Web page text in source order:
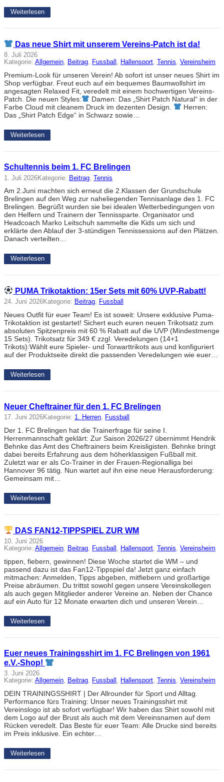
Weiterlesen
Das neue Shirt mit unserem Vereins-Patch ist da!
8. Juli 2026
Kategorie: Allgemein, Beitrag, Fussball , Hallensport, Tennis, Vereinsheim
Premium-Look für unseren Verein! Ab sofort ist unser neues Shirt im
Shop verfügbar. Freut euch auf ein bequemes Baumwollshirt im
angesagten Relaxed Fit, veredelt mit einem hochwertigen Vereins-
Patch. Die neuen Styles:
Damen: Das „Shirt Patch Natural“ in der
Farbe Cloud mit cleanem Druck im dezenten Design.
Herren:
Das „Shirt Patch Edge“ in Schwarz sowie…
Weiterlesen
Schultennis beim 1. FC Brelingen
1. Juli 2026Kategorie: Beitrag Tennis
Am 2.Juni machten sich erneut die 2.Klassen der Grundschule
Brelingen auf den Weg zur naheliegenden Tennisanlage des 1. FC
Brelingen. Begrüßt wurden sie bei idealen Wetterbedingungen von
den Helfern und Trainern der Tennissparte. Organisator und
Headcoach Marko Leitschuh sammelte die Kids um sich und
erklärte den Ablauf der 3-stündigen Tennissessions auf den Plätzen.
Danach verteilten…
Weiterlesen
PUMA Trikotaktion: 15er Sets mit 60% UVP-Rabatt!
24. Juni 2026Kategorie: Beitrag, Fussball
Neues Outfit für euer Team! Es ist soweit: Unsere exklusive Puma-
Trikotaktion ist gestartet! Sichert euch euren neuen Trikotsatz zum
absoluten Spitzenpreis mit 60 % Rabatt auf die UVP (Mindestmenge
15 Sets). Trikotsatz für 349 € zzgl. Veredelungen (14+1
Trikots):Wählt eure Spieler- und Torwarttrikots aus und konfiguriert
auf der Produktseite direkt die passenden Veredelungen wie euer…
Weiterlesen
Neuer Cheftrainer für den 1. FC Brelingen
17. Juni 2026Kategorie: 1. Herren, Fussball
Der 1. FC Brelingen hat die Trainerfrage für seine I.
Herrenmannschaft geklärt: Zur Saison 2026/27 übernimmt Hendrik
Behnke das Amt des Cheftrainers beim Kreisligisten. Behnke bringt
dabei bereits Erfahrung aus dem höherklassigen Fußball mit.
Zuletzt war er als Co-Trainer in der Frauen-Regionalliga bei
Hannover 96 tätig. Nun wartet auf ihn eine neue Herausforderung:
Gemeinsam mit…
Weiterlesen
DAS FAN12-TIPPSPIEL ZUR WM
10. Juni 2026
Kategorie: Allgemein, Beitrag, Fussball , Hallensport, Tennis, Vereinsheim
tippen, fiebern, gewinnen! Diese Woche startet die WM – und
passend dazu ist das Fan12-Tippspiel da! Jetzt ganz einfach
mitmachen: Anmelden, Tipps abgeben, mitfiebern und großartige
Preise abräumen. Du trittst sowohl gegen unsere Vereinskollegen
als auch gegen Mitglieder anderer Vereine an. Neben der Chance
auf ein Auto für 12 Monate erwarten dich und unseren Verein…
Weiterlesen
Euer neues Trainingsshirt im 1. FC Brelingen von 1961
e.V.-Shop!
3. Juni 2026
Kategorie: Allgemein, Beitrag, Fussball , Hallensport, Tennis, Vereinsheim
DEIN TRAININGSSHIRT | Der Allrounder für Sport und Alltag.
Performance fürs Training: Unser neues Trainingsshirt mit
Vereinslogo ist ab sofort verfügbar! Wir haben das Shirt sowohl mit
dem Logo auf der Brust als auch mit dem Vereinsnamen auf dem
Rücken veredelt. Das Beste für euer Team: Alle Drucke sind bereits
im Preis inklusive. Ein echter…
Weiterlesen